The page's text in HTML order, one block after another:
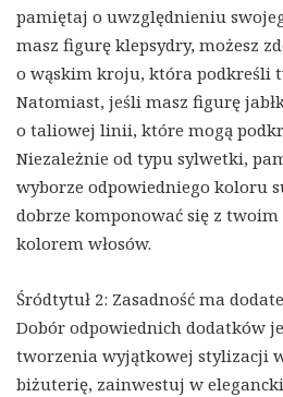
pamiętaj o uwzględnieniu
masz figurę klepsydry, możesz
o wąskim kroju, która podkreśli
Natomiast, jeśli masz figurę
o taliowej linii, które mogą
Niezależnie od typu sylwetki,
wyborze odpowiedniego koloru
dobrze komponować się z
kolorem włosów.
Śródtytuł 2: Zasadność ma
Dobór odpowiednich dodatków
tworzenia wyjątkowej stylizacji
biżuterię, zainwestuj w